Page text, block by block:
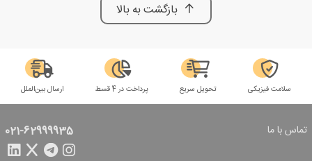
بازگشت به بالا
سلامت فیزیکی تحویل سریع پرداخت در 4 قسط ارسال بین‌الملل
تماس با ما 021-62999935